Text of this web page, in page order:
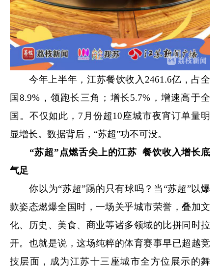
今年上半年，江苏餐饮收入2461.6亿，占全
国8.9%，领跑长三角；增长5.7%，增速高于全
国。不仅如此，7月份超10座城市夜宵订单量明
显增长。数据背后，“苏超”功不可没。
“苏超”点燃舌尖上的江苏 餐饮收入增长底
气足
你以为“苏超”踢的只有球吗？当“苏超”以爆
款姿态燃爆全国时，一场关乎城市荣誉，叠加文
化、历史、美食、商业等诸多领域的比拼同时拉
开。也就是说，这场纯粹的体育赛事早已超越竞
技层面，成为江苏十三座城市全方位展示的舞